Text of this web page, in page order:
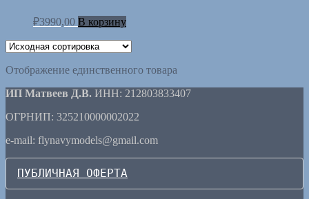
₽3990,00 В корзину
Отображение единственного товара
ИП Матвеев Д.В. ИНН: 212803833407
ОГРНИП: 325210000002022
e-mail: flynavymodels@gmail.com
ПУБЛИЧНАЯ ОФЕРТА